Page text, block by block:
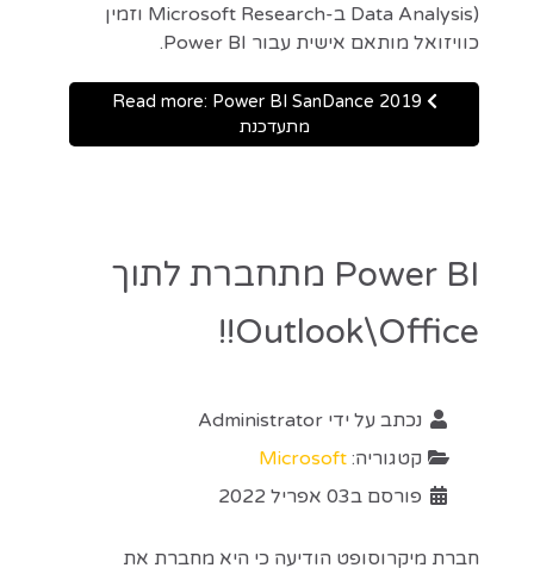
Data Analysis) ב-Microsoft Research וזמין
כוויזואל מותאם אישית עבור Power BI.
Read more: Power BI SanDance 2019
מתעדכנת
Power BI מתחברת לתוך
Outlook\Office!!
נכתב על ידי Administrator
קטגוריה: Microsoft
פורסם ב03 אפריל 2022
חברת מיקרוסופט הודיעה כי היא מחברת את